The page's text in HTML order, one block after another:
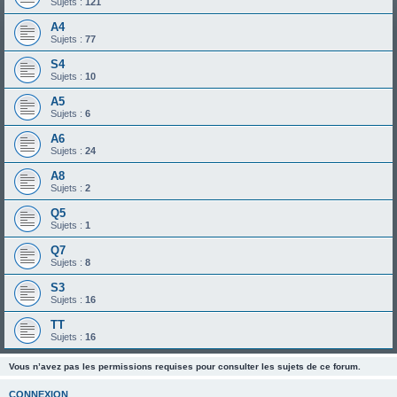
A4
Sujets : 77
S4
Sujets : 10
A5
Sujets : 6
A6
Sujets : 24
A8
Sujets : 2
Q5
Sujets : 1
Q7
Sujets : 8
S3
Sujets : 16
TT
Sujets : 16
Vous n’avez pas les permissions requises pour consulter les sujets de ce forum.
CONNEXION